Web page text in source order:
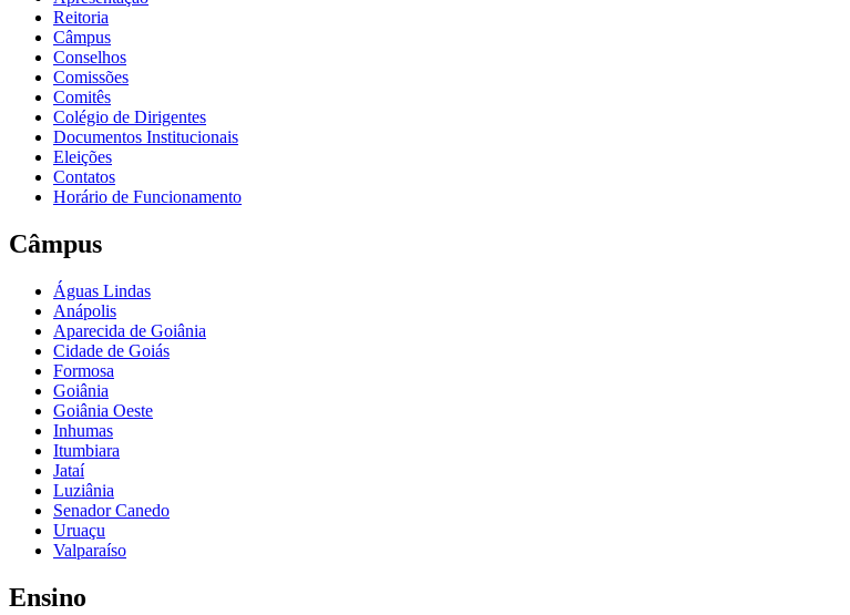
Reitoria
Câmpus
Conselhos
Comissões
Comitês
Colégio de Dirigentes
Documentos Institucionais
Eleições
Contatos
Horário de Funcionamento
Câmpus
Águas Lindas
Anápolis
Aparecida de Goiânia
Cidade de Goiás
Formosa
Goiânia
Goiânia Oeste
Inhumas
Itumbiara
Jataí
Luziânia
Senador Canedo
Uruaçu
Valparaíso
Ensino